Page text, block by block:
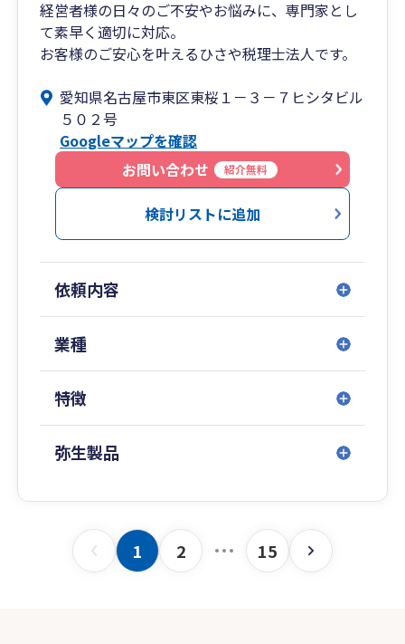
経営者様の日々のご不安やお悩みに、専門家とし
て素早く適切に対応。
お客様のご安心を叶えるひさや税理士法人です。
愛知県名古屋市東区東桜１－３－７ヒシタビル
５０２号
Googleマップを確認
お問い合わせ
紹介無料
検討リストに追加
依頼内容
業種
特徴
弥生製品
1 2 15